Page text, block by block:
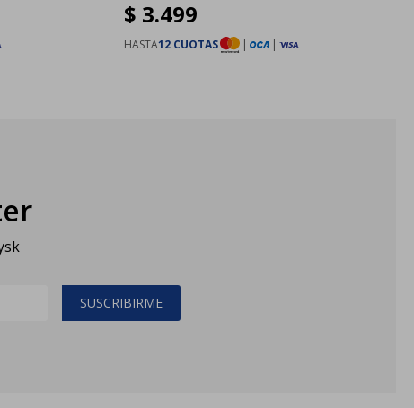
$ 3.499
HASTA12 CUOTAS | |
SUSCRIBIRME